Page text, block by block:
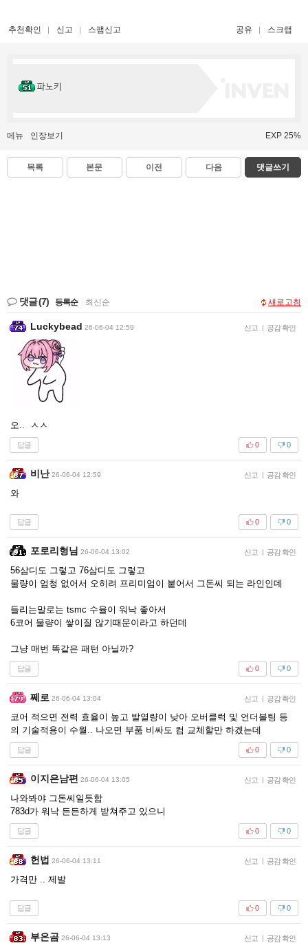
추천확인 신고 스팸신고 공유 스크랩
파노키
메뉴 인장보기 EXP 25%
목록 본문 이전 다음 댓글쓰기
댓글(7) 등록순 최신순 새로고침
Luckybead 26-06-04 12:59 신고 | 공감 확인
오.. ㅅㅅ
답글 0
0
비난 26-06-04 12:59 신고 | 공감 확인
와
답글 0
0
포로리형님 26-06-04 13:02 신고 | 공감 확인
56삼디도 그렇고 76삼디도 그렇고
물량이 엄청 없어서 오히려 프리미엄이 붙어서 그돈씨 되는 라인인데
들리는말로는 tsmc 수율이 워낙 좋아서
6코어 물량이 쌓이질 않기때문이라고 하던데
그냥 매번 똑같은 패턴 아닐까?
답글 0
0
쩨로 26-06-04 13:04 신고 | 공감 확인
코어 적으면 전력 효율이 높고 발열량이 낮아 오버클럭 및 언더볼팅 등
의 기술적용이 수월.. 나오면 부품 비싸도 컴 교체할만 하겠는데
답글 0
0
이지은남편 26-06-04 13:05 신고 | 공감 확인
나와봐야 그돈씨일듯함
783d가 워낙 든든하게 받쳐주고 있으니
답글 0
0
헌법 26-06-04 13:11 신고 | 공감 확인
가격만 .. 제발
답글 0
0
부은곰 26-06-04 13:13 신고 | 공감 확인